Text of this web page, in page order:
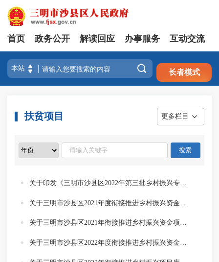
注册 登录
首页 政务公开 解读回应 办事服务 互动交流
 长者模式
扶贫项目 更多栏目
关于三明市沙县区2021年衔接推进乡村振兴资金项目完成情况的公开
关于三明市沙县区2022年度衔接推进乡村振兴资金项目计划的公开